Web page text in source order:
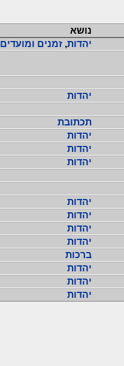
נושא
יהדות,זמנים ומועדים
יהדות
תכתובת
יהדות
יהדות
יהדות
יהדות
יהדות
יהדות
יהדות
ברכות
יהדות
יהדות
יהדות